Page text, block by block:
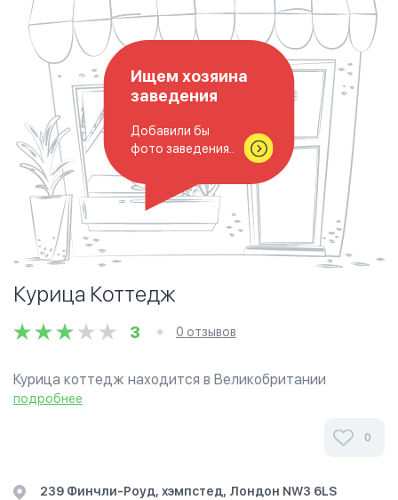
Ищем хозяина
заведения
Добавили бы
фото заведения..
Курица Коттедж
3 0 отзывов
Курица коттедж находится в Великобритании
халяльных фаст-фуда основана в 1994 году. Его вкус
подробнее
0
239 Финчли-Роуд, хэмпстед, Лондон NW3 6LS